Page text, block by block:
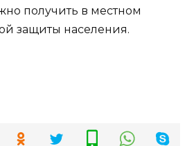
получить в местном
защиты населения.